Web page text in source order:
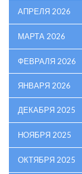
АПРЕЛЯ 2026
МАРТА 2026
ФЕВРАЛЯ 2026
ЯНВАРЯ 2026
ДЕКАБРЯ 2025
НОЯБРЯ 2025
ОКТЯБРЯ 2025